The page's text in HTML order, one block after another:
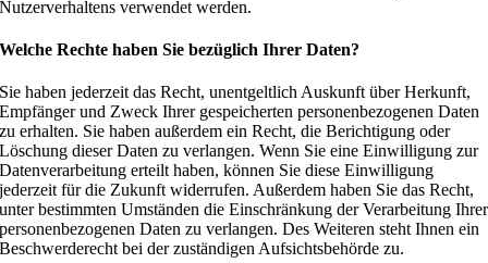
Nutzerverhaltens verwendet werden.
Welche Rechte haben Sie bezüglich Ihrer Daten?
Sie haben jederzeit das Recht, unentgeltlich Auskunft über Herkunft,
Empfänger und Zweck Ihrer gespeicherten personenbezogenen Daten
zu erhalten. Sie haben außerdem ein Recht, die Berichtigung oder
Löschung dieser Daten zu verlangen. Wenn Sie eine Einwilligung zur
Datenverarbeitung erteilt haben, können Sie diese Einwilligung
jederzeit für die Zukunft widerrufen. Außerdem haben Sie das Recht,
unter bestimmten Umständen die Einschränkung der Verarbeitung Ihrer
personenbezogenen Daten zu verlangen. Des Weiteren steht Ihnen ein
Beschwerderecht bei der zuständigen Aufsichtsbehörde zu.